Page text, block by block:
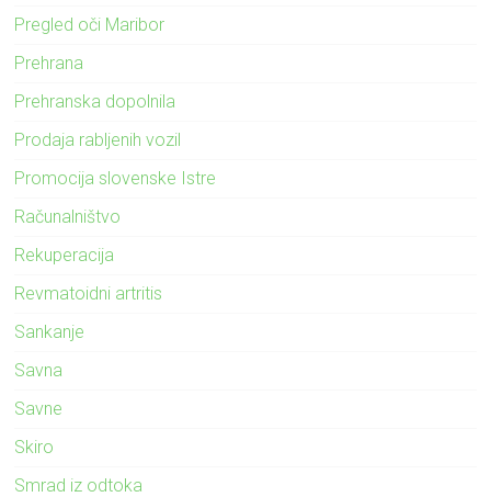
Pregled oči Maribor
Prehrana
Prehranska dopolnila
Prodaja rabljenih vozil
Promocija slovenske Istre
Računalništvo
Rekuperacija
Revmatoidni artritis
Sankanje
Savna
Savne
Skiro
Smrad iz odtoka